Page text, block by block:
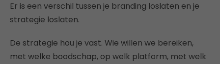
Er is een verschil tussen je branding loslaten en je
strategie loslaten.
De strategie hou je vast. Wie willen we bereiken,
met welke boodschap, op welk platform, met welk